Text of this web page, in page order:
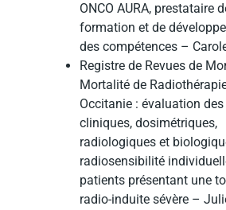
ONCO AURA, prestataire
formation et de
des compétences –
Registre de Revues de
Mortalité de
Occitanie : évaluation
cliniques, dosimétriques,
radiologiques et
radiosensibilité
patients présentant une
radio-induite sévère –